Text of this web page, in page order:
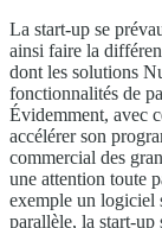
La start-up se
ainsi faire la
dont les solutions
fonctionnalités de
Évidemment, avec
accélérer son
commercial des
une attention toute
exemple un logiciel
parallèle, la start-up